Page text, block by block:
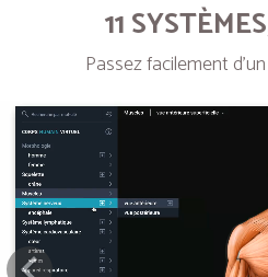
11
Passez facilement